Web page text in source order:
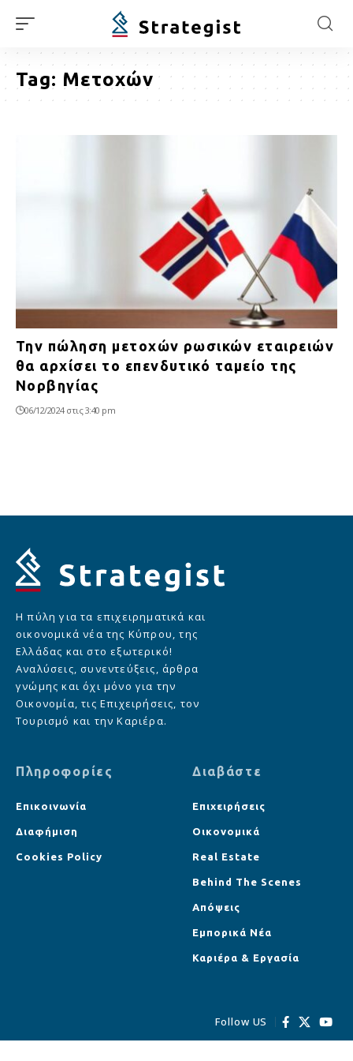
Tag: Μετοχών
Την πώληση μετοχών ρωσικών εταιρειών
θα αρχίσει το επενδυτικό ταμείο της
Νορβηγίας
06/12/2024 στις 3:40 pm
Η πύλη για τα επιχειρηματικά και
οικονομικά νέα της Κύπρου, της
Ελλάδας και στο εξωτερικό!
Αναλύσεις, συνεντεύξεις, άρθρα
γνώμης και όχι μόνο για την
Οικονομία, τις Επιχειρήσεις, τον
Τουρισμό και την Καριέρα.
Πληροφορίες
Επικοινωνία
Διαφήμιση
Cookies Policy
Διαβάστε
Επιχειρήσεις
Οικονομικά
Real Estate
Behind The Scenes
Απόψεις
Εμπορικά Νέα
Καριέρα & Εργασία
Follow US